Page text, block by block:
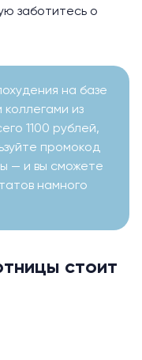
заботитесь о
на базе
из
1100 рублей,
промокод
— и вы сможете
намного
стоит